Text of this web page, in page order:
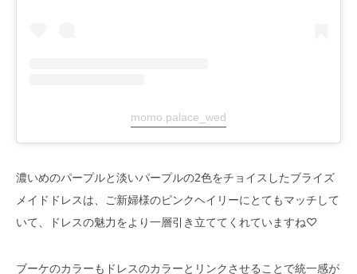
momo.palace_wed
濃いめのパープルと淡いパープルの2色をチョイスしたブライズ
メイドドレスは、ご新婦様のピンクヘイリーにとてもマッチして
いて、ドレスの魅力をより一層引き立ててくれていますね♡
ブーケのカラーもドレスのカラーとリンクさせることで統一感が